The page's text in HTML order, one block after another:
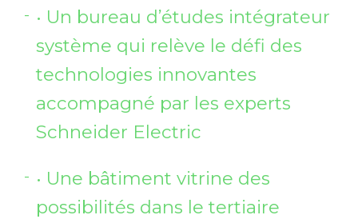
• Un bureau d’études intégrateur
système qui relève le défi des
technologies innovantes
accompagné par les experts
Schneider Electric
• Une bâtiment vitrine des
possibilités dans le tertiaire